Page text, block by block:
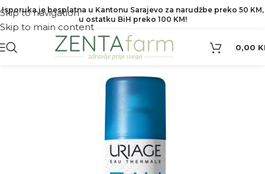
Skip to navigation
Skip to main content
Isporuka je besplatna u Kantonu Sarajevo za narudžbe preko 50 KM,
u ostatku BiH preko 100 KM!
0,00